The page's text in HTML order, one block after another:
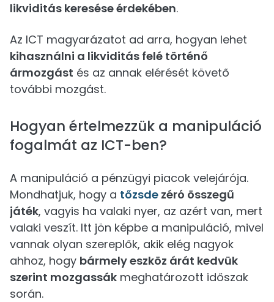
likviditás keresése érdekében.
Az ICT magyarázatot ad arra, hogyan lehet
kihasználni a likviditás felé történő
ármozgást és az annak elérését követő
további mozgást.
Hogyan értelmezzük a manipuláció
fogalmát az ICT-ben?
A manipuláció a pénzügyi piacok velejárója.
Mondhatjuk, hogy a tőzsde zéró összegű
játék, vagyis ha valaki nyer, az azért van, mert
valaki veszít. Itt jön képbe a manipuláció, mivel
vannak olyan szereplők, akik elég nagyok
ahhoz, hogy bármely eszköz árát kedvük
szerint mozgassák meghatározott időszak
során.